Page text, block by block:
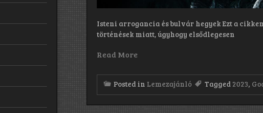
Isteni arrogancia és bulvár hegyek Ezt a
történések miatt, úgyhogy elsődlegesen
Read More
Posted in Lemezajánló Tagged 2023,